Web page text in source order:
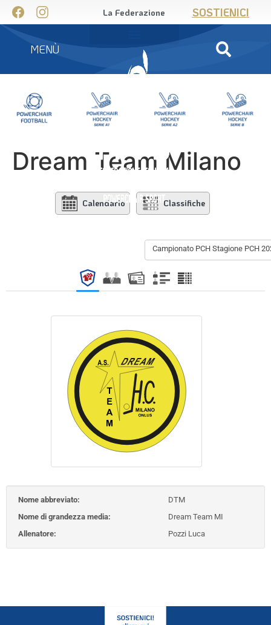
La Federazione SOSTIENICI
MENÙ
Dream Team Milano
Calendario Classifiche
Campionato PCH Stagione PCH
Nome abbreviato:
DTM
Nome di grandezza media:
Dream Team MI
Allenatore:
Pozzi Luca